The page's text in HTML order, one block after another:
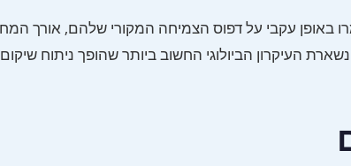
זקיקים מושתלים שמרו באופן עקבי על דפוס הצמיחה המקורי שלהם, אורך
העיקרון הביולוגי החשוב ביותר שהופך ניתוח